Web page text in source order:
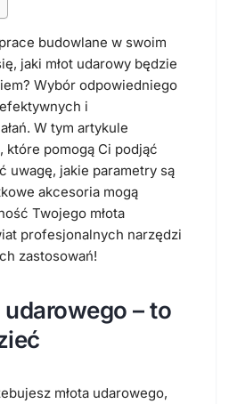
budowlane w swoim
jaki młot udarowy będzie
Wybór odpowiedniego
i
W tym artykule
które pomogą Ci podjąć
uwagę, jakie parametry są
akcesoria mogą
Twojego młota
profesjonalnych narzędzi
zastosowań!
– to
młota udarowego,